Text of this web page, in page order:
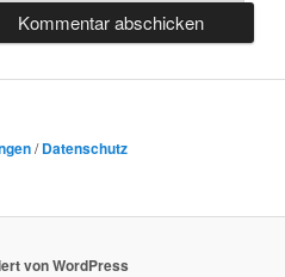
/Datenschutz
von WordPress